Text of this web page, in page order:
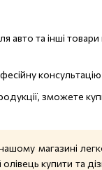
авто та інші
зможете
магазині
купити та